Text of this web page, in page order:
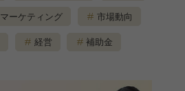
マーケティング 市場動向
経営 補助金